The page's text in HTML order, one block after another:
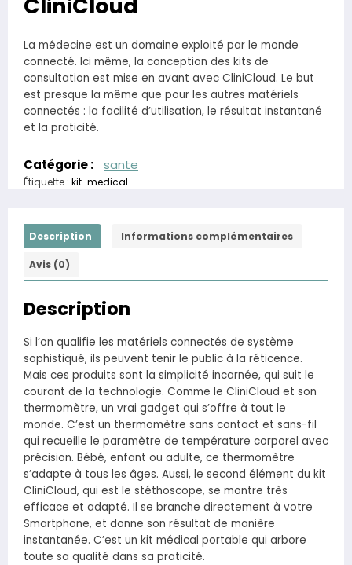
CliniCloud
La médecine est un domaine exploité par le monde
connecté. Ici même, la conception des kits de
consultation est mise en avant avec CliniCloud. Le but
est presque la même que pour les autres matériels
connectés : la facilité d’utilisation, le résultat instantané
et la praticité.
Catégorie : sante
Étiquette : kit-medical
Description Informations complémentaires
Avis (0)
Description
Si l’on qualifie les matériels connectés de système
sophistiqué, ils peuvent tenir le public à la réticence.
Mais ces produits sont la simplicité incarnée, qui suit le
courant de la technologie. Comme le CliniCloud et son
thermomètre, un vrai gadget qui s’offre à tout le
monde. C’est un thermomètre sans contact et sans-fil
qui recueille le paramètre de température corporel avec
précision. Bébé, enfant ou adulte, ce thermomètre
s’adapte à tous les âges. Aussi, le second élément du kit
CliniCloud, qui est le stéthoscope, se montre très
efficace et adapté. Il se branche directement à votre
Smartphone, et donne son résultat de manière
instantanée. C’est un kit médical portable qui arbore
toute sa qualité dans sa praticité.